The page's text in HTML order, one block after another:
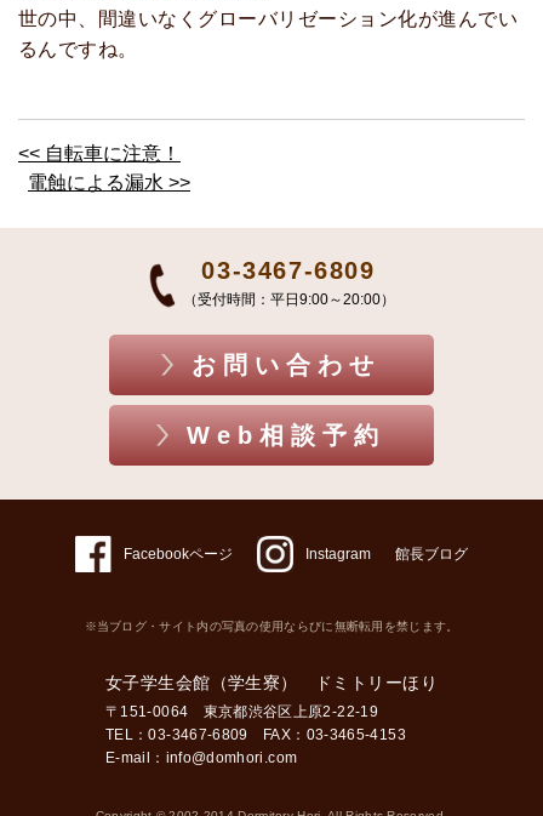
世の中、間違いなくグローバリゼーション化が進んでい
るんですね。
<< 自転車に注意！
電蝕による漏水 >>
03-3467-6809
（受付時間：平日9:00～20:00）
お問い合わせ
Web相談予約
Facebookページ Instagram 館長ブログ
※当ブログ・サイト内の写真の使用ならびに無断転用を禁じます。
女子学生会館（学生寮） ドミトリーほり
〒151-0064 東京都渋谷区上原2-22-19
TEL：03-3467-6809 FAX：03-3465-4153
E-mail： info@domhori.com